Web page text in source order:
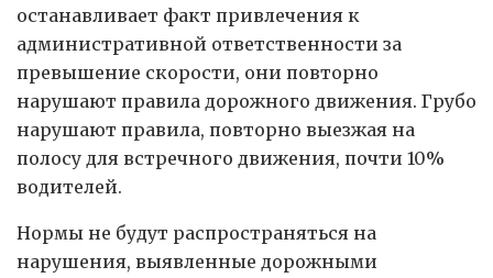
останавливает факт привлечения к
административной ответственности за
превышение скорости, они повторно
нарушают правила дорожного движения. Грубо
нарушают правила, повторно выезжая на
полосу для встречного движения, почти 10%
водителей.
Нормы не будут распространяться на
нарушения, выявленные дорожными